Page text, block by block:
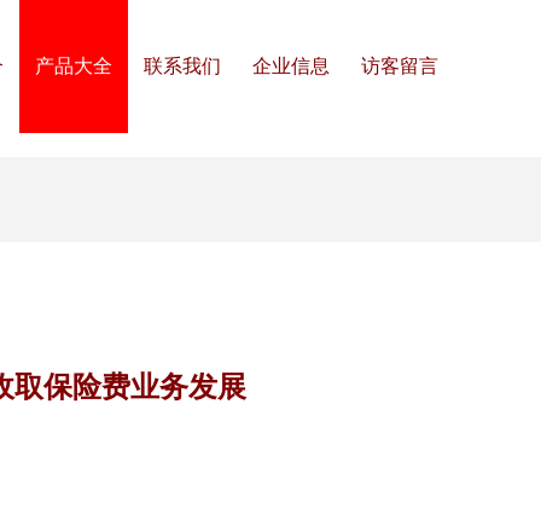
产品大全 联系我们 企业信息 访客留言
取保险费业务发展